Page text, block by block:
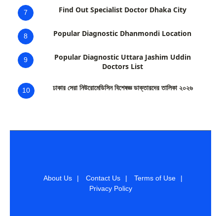
7 Find Out Specialist Doctor Dhaka City
8 Popular Diagnostic Dhanmondi Location
9
Popular Diagnostic Uttara Jashim Uddin
Doctors List
10 ঢাকার সেরা নিউরোমেডিসিন বিশেষজ্ঞ ডাক্তারদের তালিকা ২০২৬
About Us | Contact Us | Terms of Use
|
Privacy Policy